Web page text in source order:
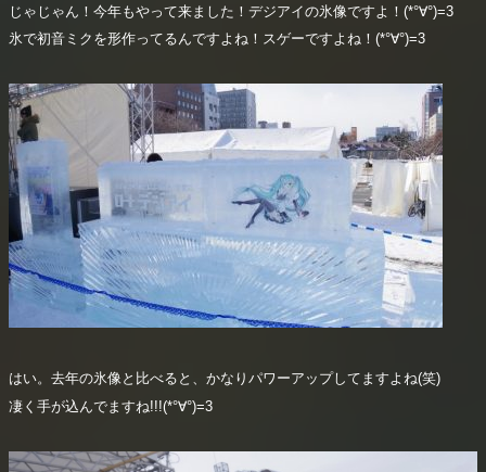
じゃじゃん！今年もやって来ました！デジアイの氷像ですよ！(*°∀°)=3
氷で初音ミクを形作ってるんですよね！スゲーですよね！(*°∀°)=3
はい。去年の氷像と比べると、かなりパワーアップしてますよね(笑)
凄く手が込んでますね!!!(*°∀°)=3